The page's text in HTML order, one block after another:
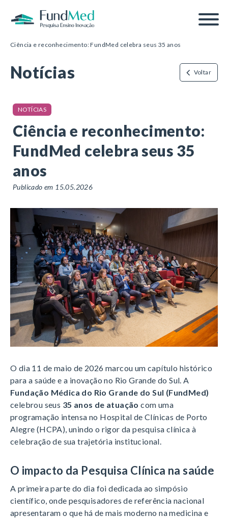
Ciência e reconhecimento: FundMed celebra seus 35 anos
Notícias Voltar
NOTÍCIAS
Ciência e reconhecimento:
FundMed celebra seus 35
anos
Publicado em 15.05.2026
O dia 11 de maio de 2026 marcou um capítulo histórico
para a saúde e a inovação no Rio Grande do Sul.A
Fundação Médica do Rio Grande do Sul (FundMed)
celebrou seus 35 anos de atuação com uma
programação intensa no Hospital de Clínicas de Porto
Alegre (HCPA), unindo o rigor da pesquisa clínica à
celebração de sua trajetória institucional.
O impacto da Pesquisa Clínica na saúde
A primeira parte do dia foi dedicada ao simpósio
científico, onde pesquisadores de referência nacional
apresentaram o que há de mais moderno na medicina e